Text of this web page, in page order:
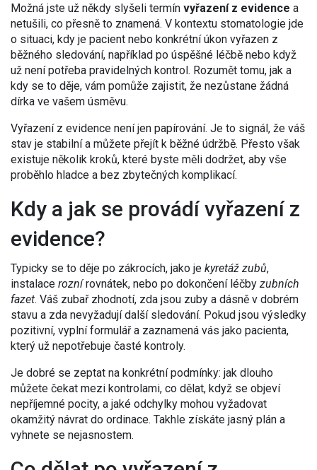
Možná jste už někdy slyšeli termín vyřazení z evidence a
netušili, co přesně to znamená. V kontextu stomatologie jde
o situaci, kdy je pacient nebo konkrétní úkon vyřazen z
běžného sledování, například po úspěšné léčbě nebo když
už není potřeba pravidelných kontrol. Rozumět tomu, jak a
kdy se to děje, vám pomůže zajistit, že nezůstane žádná
dírka ve vašem úsměvu.
Vyřazení z evidence není jen papírování. Je to signál, že váš
stav je stabilní a můžete přejít k běžné údržbě. Přesto však
existuje několik kroků, které byste měli dodržet, aby vše
proběhlo hladce a bez zbytečných komplikací.
Kdy a jak se provádí vyřazení z
evidence?
Typicky se to děje po zákrocích, jako je kyretáž zubů,
instalace roznírovnátek, nebo po dokončení léčby zubních
fazet. Váš zubař zhodnotí, zda jsou zuby a dásně v dobrém
stavu a zda nevyžadují další sledování. Pokud jsou výsledky
pozitivní, vyplní formulář a zaznamená vás jako pacienta,
který už nepotřebuje časté kontroly.
Je dobré se zeptat na konkrétní podmínky: jak dlouho
můžete čekat mezi kontrolami, co dělat, když se objeví
nepříjemné pocity, a jaké odchylky mohou vyžadovat
okamžitý návrat do ordinace. Takhle získáte jasný plán a
vyhnete se nejasnostem.